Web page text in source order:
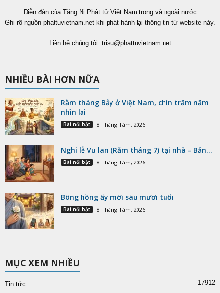
Diễn đàn của Tăng Ni Phật tử Việt Nam trong và ngoài nước
Ghi rõ nguồn phattuvietnam.net khi phát hành lại thông tin từ website này.
Liên hệ chúng tôi: trisu@phattuvietnam.net
NHIỀU BÀI HƠN NỮA
Rằm tháng Bảy ở Việt Nam, chín trăm năm
nhìn lại
Bài nổi bật 8 Tháng Tám, 2026
Nghi lễ Vu lan (Rằm tháng 7) tại nhà – Bản...
Bài nổi bật 8 Tháng Tám, 2026
Bông hồng ấy mới sáu mươi tuổi
Bài nổi bật 8 Tháng Tám, 2026
MỤC XEM NHIỀU
Tin tức 17912